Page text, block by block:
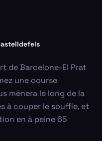
de Barcelone-El Prat
une course
mènera le long de la
à couper le souffle, et
en à peine 65